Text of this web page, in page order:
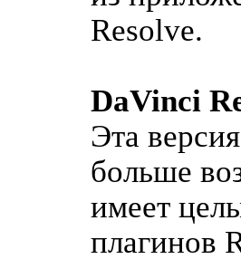
Resolve.
DaVinci
Эта
больше
имеет
плагинов